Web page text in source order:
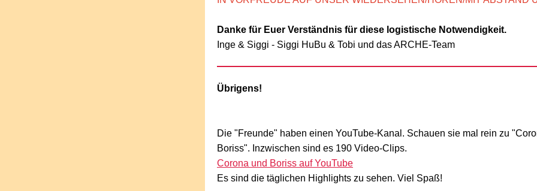
Danke für Euer Verständnis für diese logistische Notwendigkeit.
Inge & Siggi - Siggi HuBu & Tobi und das ARCHE-Team
Übrigens!
Die "Freunde" haben einen YouTube-Kanal. Schauen sie mal rein zu
Boriss". Inzwischen sind es 190 Video-Clips.
Corona und Boriss auf YouTube
Es sind die täglichen Highlights zu sehen. Viel Spaß!